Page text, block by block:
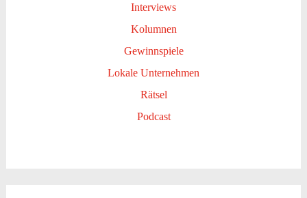
Interviews
Kolumnen
Gewinnspiele
Lokale Unternehmen
Rätsel
Podcast